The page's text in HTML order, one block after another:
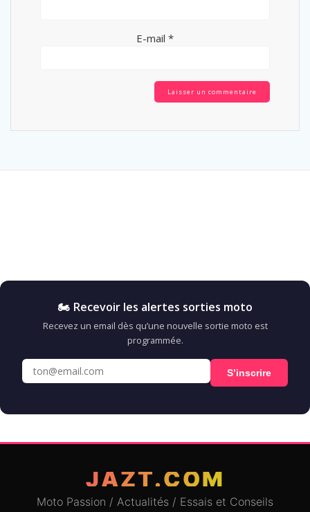
E-mail *
🏍️ Recevoir les alertes sorties moto
Recevez un email dès qu’une nouvelle sortie moto est
programmée.
S’inscrire
JAZT.COM
Moto Passion / Actualités / Essais et Conseils